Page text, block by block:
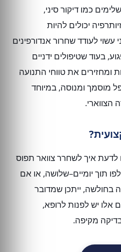
כמו דיקור סיני,
יכולים להיות
עשוי לעודד שחרור אנדורפינים
בעוד שטיפולים ידניים
ומחזירים את טווחי התנועה
מוסמך ומנוסה, במיוחד
איך לשחרר צוואר תפוס
תוך יומיים–שלושה, או אם
בחולשה, ייתכן שמדובר
אלו יש לפנות לרופא,
מקיפה.